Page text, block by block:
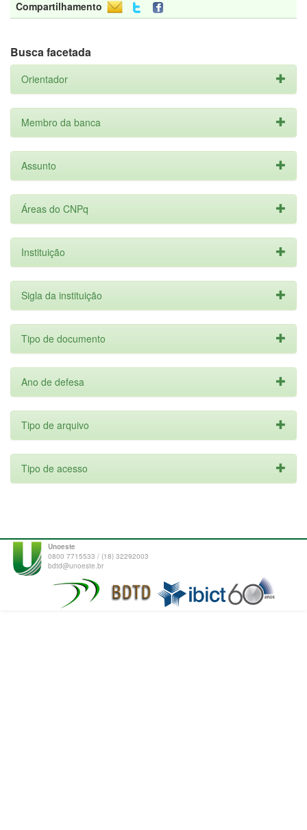
Compartilhamento
Busca facetada
Orientador
Membro da banca
Assunto
Áreas do CNPq
Instituição
Sigla da instituição
Tipo de documento
Ano de defesa
Tipo de arquivo
Tipo de acesso
Unoeste
0800 7715533 / (18) 32292003
bdtd@unoeste.br